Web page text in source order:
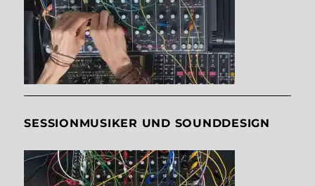
SESSIONMUSIKER UND SOUNDDESIGN